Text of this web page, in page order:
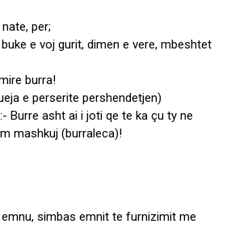
per;
e voj gurit, dimen e vere, mbeshtet
burra!
e perserite pershendetjen)
Burre asht ai i joti qe te ka çu ty ne
mashkuj (burraleca)!
simbas emnit te furnizimit me